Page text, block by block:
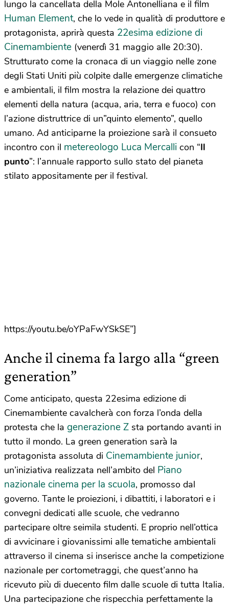
lungo la cancellata della Mole Antonelliana e il film
Human Element, che lo vede in qualità di produttore e
protagonista, aprirà questa 22esima edizione di
Cinemambiente (venerdì 31 maggio alle 20:30).
Strutturato come la cronaca di un viaggio nelle zone
degli Stati Uniti più colpite dalle emergenze climatiche
e ambientali, il film mostra la relazione dei quattro
elementi della natura (acqua, aria, terra e fuoco) con
l’azione distruttrice di un”quinto elemento”, quello
umano. Ad anticiparne la proiezione sarà il consueto
incontro con il metereologo Luca Mercalli con “Il
punto”: l’annuale rapporto sullo stato del pianeta
stilato appositamente per il festival.
https://youtu.be/oYPaFwYSkSE”]
Anche il cinema fa largo alla “green
generation”
Come anticipato, questa 22esima edizione di
Cinemambiente cavalcherà con forza l’onda della
protesta che la generazione Z sta portando avanti in
tutto il mondo. La green generation sarà la
protagonista assoluta di Cinemambiente junior,
un’iniziativa realizzata nell’ambito del Piano
nazionale cinema per la scuola, promosso dal
governo. Tante le proiezioni, i dibattiti, i laboratori e i
convegni dedicati alle scuole, che vedranno
partecipare oltre seimila studenti. E proprio nell’ottica
di avvicinare i giovanissimi alle tematiche ambientali
attraverso il cinema si inserisce anche la competizione
nazionale per cortometraggi, che quest’anno ha
ricevuto più di duecento film dalle scuole di tutta Italia.
Una partecipazione che rispecchia perfettamente la